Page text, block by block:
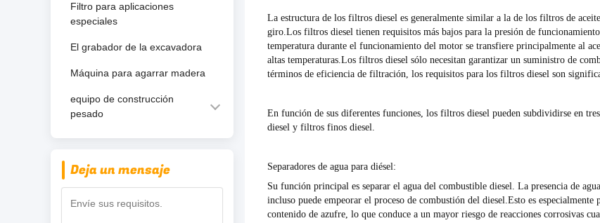
Filtro para aplicaciones
especiales
El grabador de la excavadora
Máquina para agarrar madera
equipo de construcción
pesado
Deja un mensaje
La estructura de los filtros diesel es generalmente similar a la de los filtros de
giro.Los filtros diesel tienen requisitos más bajos para la presión de
temperatura durante el funcionamiento del motor se transfiere principalmente al
altas temperaturas.Los filtros diesel sólo necesitan garantizar un suministro de
términos de eficiencia de filtración, los requisitos para los filtros diesel son
En función de sus diferentes funciones, los filtros diesel pueden subdividirse en
diesel y filtros finos diesel.
Separadores de agua para diésel:
Su función principal es separar el agua del combustible diesel. La presencia de
incluso puede empeorar el proceso de combustión del diesel.Esto es
contenido de azufre, lo que conduce a un mayor riesgo de reacciones corrosivas